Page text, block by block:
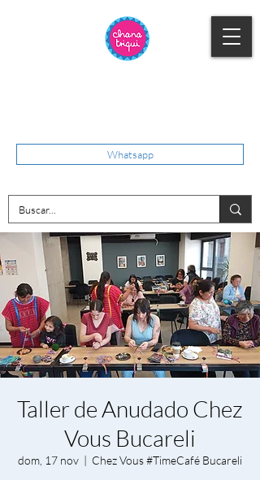
Whatsapp
Taller de Anudado Chez
Vous Bucareli
dom, 17 nov
  |
Chez Vous #TimeCafé Bucareli